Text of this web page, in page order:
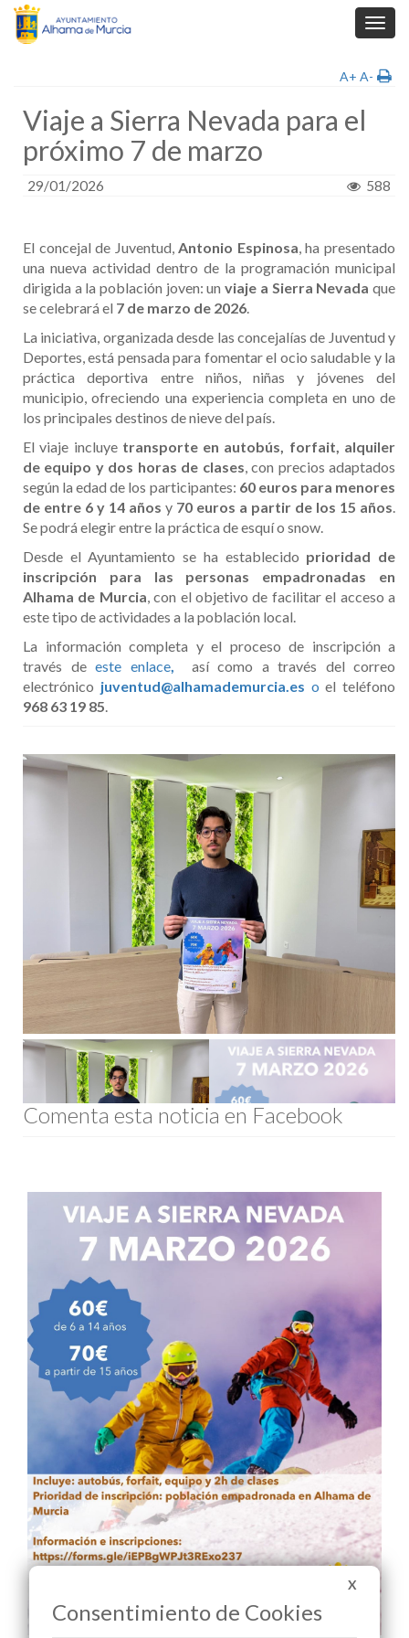
A+ A-
Viaje a Sierra Nevada para el
próximo 7 de marzo
29/01/2026 588
El concejal de Juventud,Antonio Espinosa, ha presentado
una nueva actividad dentro de la programación municipal
dirigida a la población joven: unviaje a Sierra Nevada que
se celebrará el 7 de marzo de 2026.
La iniciativa, organizada desde las concejalías de Juventud y
Deportes, está pensada para fomentar el ocio saludable y la
práctica deportiva entre niños, niñas y jóvenes del
municipio, ofreciendo una experiencia completa en uno de
los principales destinos de nieve del país.
El viaje incluye transporte en autobús, forfait, alquiler
de equipo y dos horas de clases, con precios adaptados
según la edad de los participantes: 60 euros para menores
de entre 6 y 14 años y 70 euros a partir de los 15 años.
Se podrá elegir entre la práctica de esquí o snow.
Desde el Ayuntamiento se ha establecido prioridad de
inscripción para las personas empadronadas en
Alhama de Murcia, con el objetivo de facilitar el acceso a
este tipo de actividades a la población local.
La información completa y el proceso de inscripción a
través de este enlace,
así como a través del correo
electrónico juventud@alhamademurcia.es o el teléfono
968 63 19 85.
Comenta esta noticia en Facebook
X
Consentimiento de Cookies